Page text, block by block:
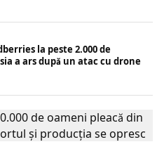
la peste 2.000 de
a ars după un atac cu drone